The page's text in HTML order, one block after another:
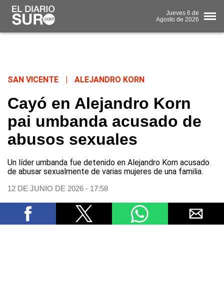
Jueves 6 de
Agosto de 2026
SAN VICENTE ALEJANDRO KORN
Cayó en Alejandro Korn
pai umbanda acusado de
abusos sexuales
Un líder umbanda fue detenido en Alejandro Korn acusado
de abusar sexualmente de varias mujeres de una familia.
12 DE JUNIO DE 2026 - 17:58